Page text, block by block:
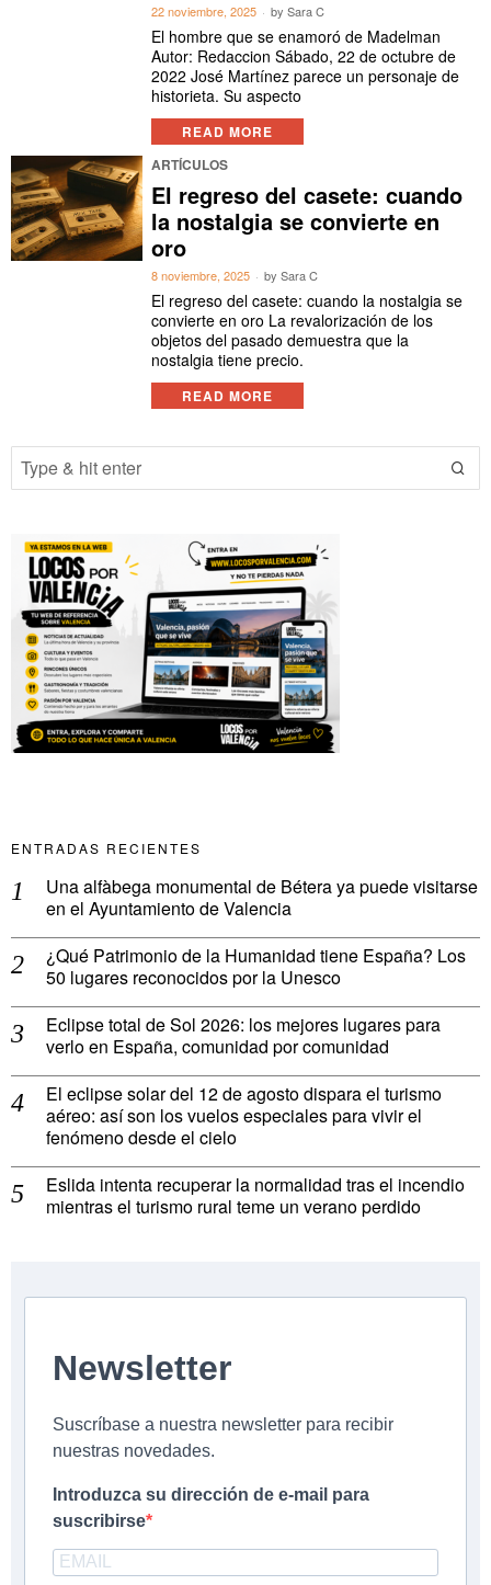
22 noviembre, 2025 bySara C
El hombre que se enamoró de Madelman
Autor: Redaccion Sábado, 22 de octubre de
2022 José Martínez parece un personaje de
historieta. Su aspecto
READ MORE
ARTÍCULOS
El regreso del casete: cuando
la nostalgia se convierte en
oro
8 noviembre, 2025 bySara C
El regreso del casete: cuando la nostalgia se
convierte en oro La revalorización de los
objetos del pasado demuestra que la
nostalgia tiene precio.
READ MORE
ENTRADAS RECIENTES
Una alfàbega monumental de Bétera ya puede visitarse
en el Ayuntamiento de Valencia
¿Qué Patrimonio de la Humanidad tiene España? Los
50 lugares reconocidos por la Unesco
Eclipse total de Sol 2026: los mejores lugares para
verlo en España, comunidad por comunidad
El eclipse solar del 12 de agosto dispara el turismo
aéreo: así son los vuelos especiales para vivir el
fenómeno desde el cielo
Eslida intenta recuperar la normalidad tras el incendio
mientras el turismo rural teme un verano perdido
Newsletter
Suscríbase a nuestra newsletter para recibir
nuestras novedades.
Introduzca su dirección de e-mail para
suscribirse